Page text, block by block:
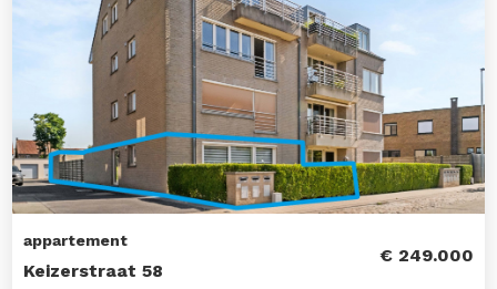
appartement
Keizerstraat 58
€ 249.000